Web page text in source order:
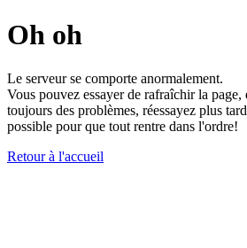
Oh oh
Le serveur se comporte anormalement.
Vous pouvez essayer de rafraîchir la page,
toujours des problèmes, réessayez plus
possible pour que tout rentre dans l'ordre!
Retour à l'accueil